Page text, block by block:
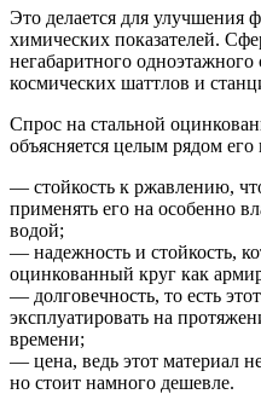
Это делается для улучшения
химических показателей.
негабаритного одноэтажного
космических шаттлов и
Спрос на стальной
объясняется целым рядом
— стойкость к ржавлению,
применять его на особенно
водой;
— надежность и стойкость,
оцинкованный круг как
— долговечность, то есть
эксплуатировать на
времени;
— цена, ведь этот материал
но стоит намного дешевле.